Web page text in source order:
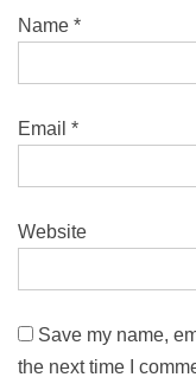
Name *
Email *
Website
Save my name,
the next time I